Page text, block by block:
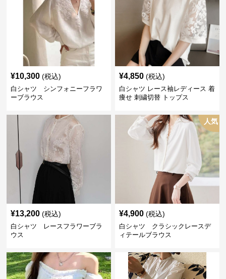
¥10,300 (税込)
白シャツ シンフォニーフラワ
ーブラウス
¥4,850 (税込)
白シャツ レース袖レディース 着
痩せ 刺繍切替 トップス
¥13,200 (税込)
白シャツ レースフラワーブラ
ウス
人気
¥4,900 (税込)
白シャツ クラシックレースデ
ィテールブラウス